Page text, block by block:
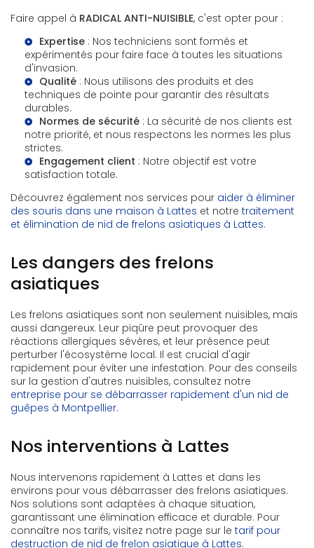
Faire appel à RADICAL ANTI-NUISIBLE, c'est opter pour :
Expertise : Nos techniciens sont formés et
expérimentés pour faire face à toutes les situations
d'invasion.
Qualité : Nous utilisons des produits et des
techniques de pointe pour garantir des résultats
durables.
Normes de sécurité : La sécurité de nos clients est
notre priorité, et nous respectons les normes les plus
strictes.
Engagement client : Notre objectif est votre
satisfaction totale.
Découvrez également nos services pour aider à éliminer
des souris dans une maison à Lattes et notre traitement
et élimination de nid de frelons asiatiques à Lattes.
Les dangers des frelons
asiatiques
Les frelons asiatiques sont non seulement nuisibles, mais
aussi dangereux. Leur piqûre peut provoquer des
réactions allergiques sévères, et leur présence peut
perturber l'écosystème local. Il est crucial d'agir
rapidement pour éviter une infestation. Pour des conseils
sur la gestion d'autres nuisibles, consultez notre
entreprise pour se débarrasser rapidement d'un nid de
guêpes à Montpellier.
Nos interventions à Lattes
Nous intervenons rapidement à Lattes et dans les
environs pour vous débarrasser des frelons asiatiques.
Nos solutions sont adaptées à chaque situation,
garantissant une élimination efficace et durable. Pour
connaître nos tarifs, visitez notre page sur le tarif pour
destruction de nid de frelon asiatique à Lattes.